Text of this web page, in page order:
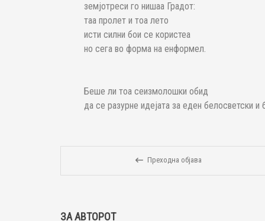
земјотреси го нишаа Градот:
таа пролет и тоа лето
исти силни бои се користеа
но сега во форма на енформел.
Беше ли тоа сеизмолошки обид
да се разурне идејата за еден белосветски и
Преходна објава
ЗА АВТОРОТ